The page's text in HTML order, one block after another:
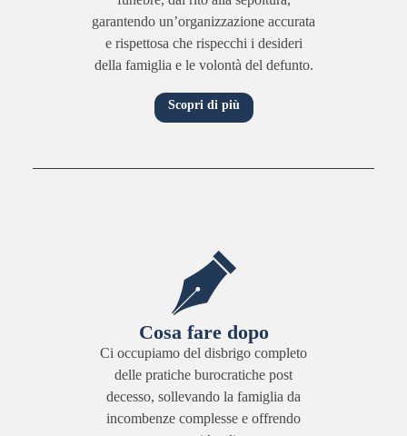
garantendo un’organizzazione accurata
e rispettosa che rispecchi i desideri
della famiglia e le volontà del defunto.
Scopri di più
Cosa fare dopo
Ci occupiamo del disbrigo completo
delle pratiche burocratiche post
decesso, sollevando la famiglia da
incombenze complesse e offrendo